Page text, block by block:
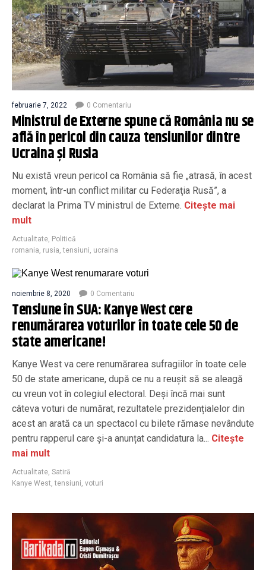
februarie 7, 2022 0 Comentariu
Ministrul de Externe spune că România nu se
află în pericol din cauza tensiunilor dintre
Ucraina și Rusia
Nu există vreun pericol ca România să fie „atrasă, în acest
moment, într-un conflict militar cu Federaţia Rusă”, a
declarat la Prima TV ministrul de Externe. Citește mai
mult
Actualitate, Politică
romania, rusia,tensiuni, ucraina
noiembrie 8, 2020 0 Comentariu
Tensiune în SUA: Kanye West cere
renumărarea voturilor în toate cele 50 de
state americane!
Kanye West va cere renumărarea sufragiilor în toate cele
50 de state americane, după ce nu a reușit să se aleagă
cu vreun vot în colegiul electoral. Deși încă mai sunt
câteva voturi de numărat, rezultatele prezidențialelor din
acest an arată ca un spectacol cu bilete rămase nevândute
pentru rapperul care și-a anunțat candidatura la... Citește
mai mult
Actualitate, Satiră
Kanye West,tensiuni, voturi